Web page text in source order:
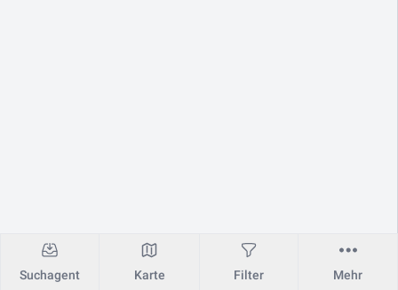
Suchagent Karte Filter Mehr